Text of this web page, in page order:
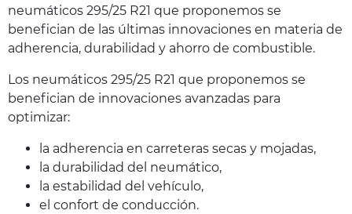
neumáticos 295/25 R21 que proponemos se
benefician de las últimas innovaciones en materia de
adherencia, durabilidad y ahorro de combustible.
Los neumáticos 295/25 R21 que proponemos se
benefician de innovaciones avanzadas para
optimizar:
la adherencia en carreteras secas y mojadas,
la durabilidad del neumático,
la estabilidad del vehículo,
el confort de conducción.